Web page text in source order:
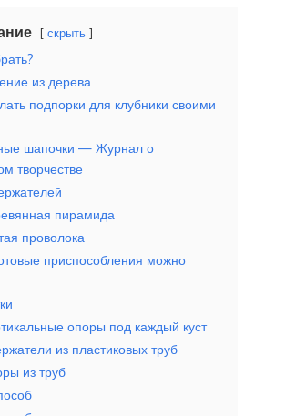
скрыть
из дерева
подпорки для клубники своими
шапочки — Журнал о
творчестве
пирамида
проволока
приспособления можно
опоры под каждый куст
из пластиковых труб
из труб